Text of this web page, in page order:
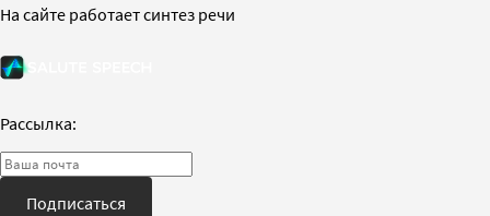
На сайте работает синтез речи
Рассылка:
Подписаться